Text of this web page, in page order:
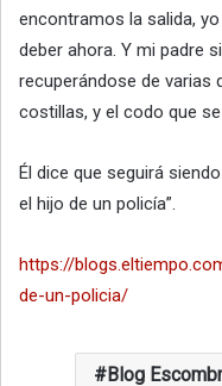
encontramos la salida,
deber ahora. Y mi padre
recuperándose de varias
costillas, y el codo que
Él dice que seguirá
el hijo de un policía”.
https://
de-un-policia/
Blog